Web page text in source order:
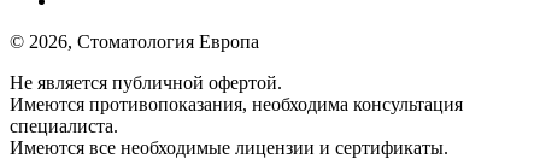
© 2026, Стоматология Европа
Не является публичной офертой.
Имеются противопоказания, необходима консультация
специалиста.
Имеются все необходимые лицензии и сертификаты.